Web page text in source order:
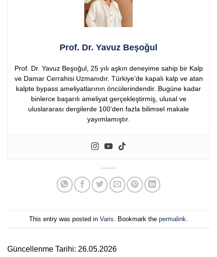
Prof. Dr. Yavuz Beşoğul
Prof. Dr. Yavuz Beşoğul, 25 yılı aşkın deneyime sahip bir Kalp
ve Damar Cerrahisi Uzmanıdır. Türkiye’de kapalı kalp ve atan
kalpte bypass ameliyatlarının öncülerindendir. Bugüne kadar
binlerce başarılı ameliyat gerçekleştirmiş, ulusal ve
uluslararası dergilerde 100’den fazla bilimsel makale
yayımlamıştır.
This entry was posted in Varis . Bookmark the permalink
Güncellenme Tarihi: 26.05.2026